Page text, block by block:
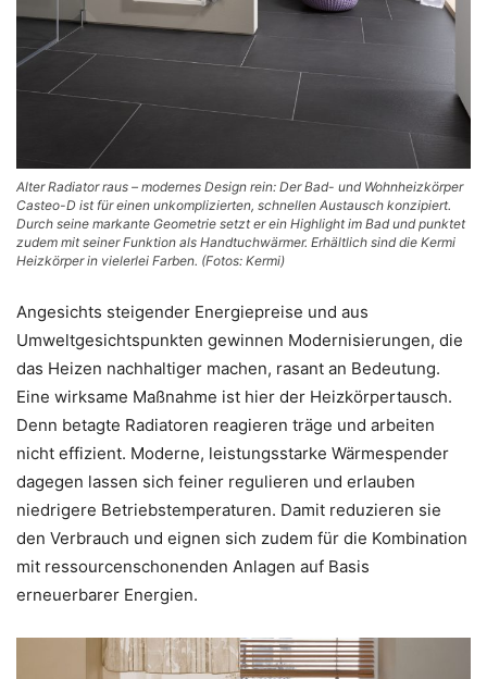
Alter Radiator raus – modernes Design rein: Der Bad- und Wohnheizkörper
Casteo-D ist für einen unkomplizierten, schnellen Austausch konzipiert.
Durch seine markante Geometrie setzt er ein Highlight im Bad und punktet
zudem mit seiner Funktion als Handtuchwärmer. Erhältlich sind die Kermi
Heizkörper in vielerlei Farben. (Fotos: Kermi)
Angesichts steigender Energiepreise und aus
Umweltgesichtspunkten gewinnen Modernisierungen, die
das Heizen nachhaltiger machen, rasant an Bedeutung.
Eine wirksame Maßnahme ist hier der Heizkörpertausch.
Denn betagte Radiatoren reagieren träge und arbeiten
nicht effizient. Moderne, leistungsstarke Wärmespender
dagegen lassen sich feiner regulieren und erlauben
niedrigere Betriebstemperaturen. Damit reduzieren sie
den Verbrauch und eignen sich zudem für die Kombination
mit ressourcenschonenden Anlagen auf Basis
erneuerbarer Energien.